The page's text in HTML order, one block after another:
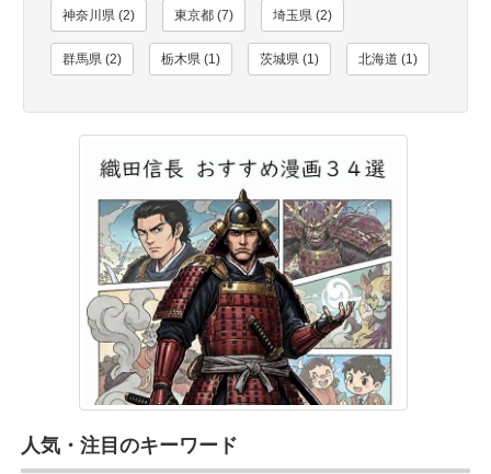
神奈川県 (2) 東京都 (7) 埼玉県 (2)
群馬県 (2) 栃木県 (1) 茨城県 (1) 北海道 (1)
人気・注目のキーワード